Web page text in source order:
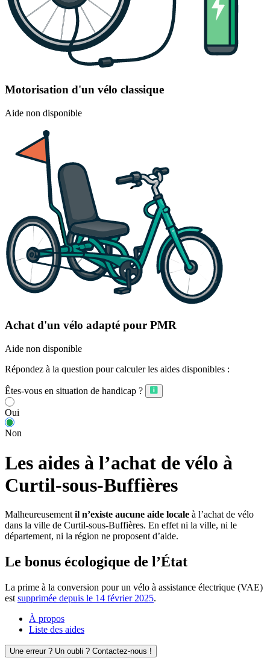
Motorisation d'un vélo classique
Aide non disponible
Achat d'un vélo adapté pour PMR
Aide non disponible
Répondez à la question pour calculer les aides disponibles :
Êtes-vous en situation de handicap ?
Oui
Non
Les aides à l’achat de vélo à
Curtil-sous-Buffières
Malheureusement il n’existe aucune aide locale à l’achat de vélo
dans la ville de Curtil-sous-Buffières. En effet ni la ville, ni le
département, ni la région ne proposent d’aide.
Le bonus écologique de l’État
La prime à la conversion pour un vélo à assistance électrique (VAE)
est supprimée depuis le 14 février 2025.
À propos
Liste des aides
Une erreur ? Un oubli ? Contactez-nous !